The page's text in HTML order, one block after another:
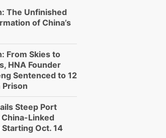
The Unfinished
of China’s
From Skies to
HNA Founder
Sentenced to 12
Prison
Steep Port
China-Linked
Oct. 14